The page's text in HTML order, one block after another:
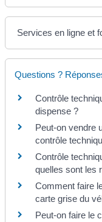
Services en ligne et
Questions ?
Contrôle
dispense ?
Peut-on vendre
contrôle
Contrôle
quelles sont les
Comment faire
carte grise du
Peut-on faire le